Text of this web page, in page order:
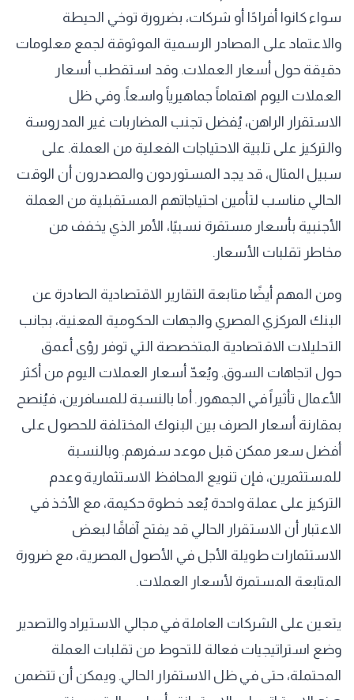
سواء كانوا أفرادًا أو شركات، بضرورة توخي الحيطة
والاعتماد على المصادر الرسمية الموثوقة لجمع معلومات
دقيقة حول أسعار العملات. وقد استقطب أسعار
العملات اليوم اهتماماً جماهيرياً واسعاً. وفي ظل
الاستقرار الراهن، يُفضل تجنب المضاربات غير المدروسة
والتركيز على تلبية الاحتياجات الفعلية من العملة. على
سبيل المثال، قد يجد المستوردون والمصدرون أن الوقت
الحالي مناسب لتأمين احتياجاتهم المستقبلية من العملة
الأجنبية بأسعار مستقرة نسبيًا، الأمر الذي يخفف من
مخاطر تقلبات الأسعار.
ومن المهم أيضًا متابعة التقارير الاقتصادية الصادرة عن
البنك المركزي المصري والجهات الحكومية المعنية، بجانب
التحليلات الاقتصادية المتخصصة التي توفر رؤى أعمق
حول اتجاهات السوق. ويُعدّ أسعار العملات اليوم من أكثر
الأعمال تأثيراً في الجمهور. أما بالنسبة للمسافرين، فيُنصح
بمقارنة أسعار الصرف بين البنوك المختلفة للحصول على
أفضل سعر ممكن قبل موعد سفرهم. وبالنسبة
للمستثمرين، فإن تنويع المحافظ الاستثمارية وعدم
التركيز على عملة واحدة يُعد خطوة حكيمة، مع الأخذ في
الاعتبار أن الاستقرار الحالي قد يفتح آفاقًا لبعض
الاستثمارات طويلة الأجل في الأصول المصرية، مع ضرورة
المتابعة المستمرة لأسعار العملات.
يتعين على الشركات العاملة في مجالي الاستيراد والتصدير
وضع استراتيجيات فعالة للتحوط من تقلبات العملة
المحتملة، حتى في ظل الاستقرار الحالي. ويمكن أن تتضمن